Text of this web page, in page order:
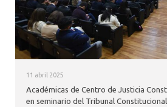
11 abril 2025
Académicas de Centro de Justicia
en seminario del Tribunal